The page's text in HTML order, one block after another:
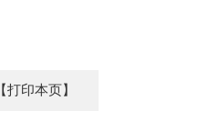
【打印本页】